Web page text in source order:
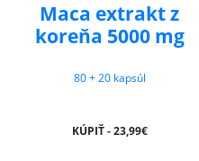
Maca extrakt z
koreňa 5000 mg
80 + 20 kapsúl
KÚPIŤ - 23,99€